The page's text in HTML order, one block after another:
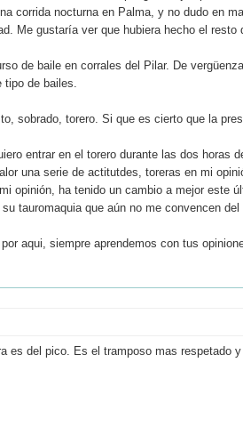
corrida nocturna en Palma, y no dudo en
Me gustaría ver que hubiera hecho el resto
de baile en corrales del Pilar. De
de bailes.
sobrado, torero. Si que es cierto que la
entrar en el torero durante las dos horas
una serie de actitutdes, toreras en mi
opinión, ha tenido un cambio a mejor este
tauromaquia que aún no me convencen
aqui, siempre aprendemos con tus
es del pico. Es el tramposo mas respetado